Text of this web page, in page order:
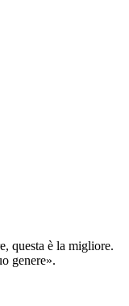
questa è la migliore.
genere».